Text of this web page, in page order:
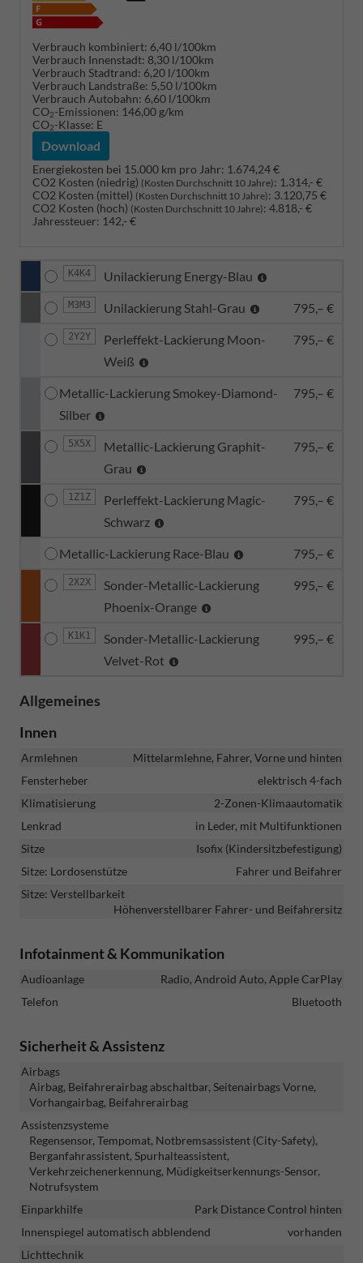
Verbrauch kombiniert: 6,40 l/100km
Verbrauch Innenstadt: 8,30 l/100km
Verbrauch Stadtrand: 6,20 l/100km
Verbrauch Landstraße: 5,50 l/100km
Verbrauch Autobahn: 6,60 l/100km
CO2-Emissionen: 146,00 g/km
CO2-Klasse: E
Download
Energiekosten bei 15.000 km pro Jahr: 1.674,24 €
CO2 Kosten (niedrig) (Kosten Durchschnitt 10 Jahre): 1.314,- €
CO2 Kosten (mittel) (Kosten Durchschnitt 10 Jahre): 3.120,75 €
CO2 Kosten (hoch) (Kosten Durchschnitt 10 Jahre): 4.818,- €
Jahressteuer: 142,- €
K4K4 Unilackierung Energy-Blau
M3M3 Unilackierung Stahl-Grau 795,– €
2Y2Y
Perleffekt-Lackierung Moon-
Weiß
795,– €
Metallic-Lackierung Smokey-Diamond-
Silber
795,– €
5X5X
Metallic-Lackierung Graphit-
Grau
795,– €
1Z1Z
Perleffekt-Lackierung Magic-
Schwarz
795,– €
Metallic-Lackierung Race-Blau 795,– €
2X2X
Sonder-Metallic-Lackierung
Phoenix-Orange
995,– €
K1K1
Sonder-Metallic-Lackierung
Velvet-Rot
995,– €
Allgemeines
Innen
Armlehnen
Mittelarmlehne, Fahrer, Vorne und hinten
Fensterheber
elektrisch 4-fach
Klimatisierung
2-Zonen-Klimaautomatik
Lenkrad
in Leder, mit Multifunktionen
Sitze
Isofix (Kindersitzbefestigung)
Sitze: Lordosenstütze
Fahrer und Beifahrer
Sitze: Verstellbarkeit
Höhenverstellbarer Fahrer- und Beifahrersitz
Infotainment & Kommunikation
Audioanlage
Radio, Android Auto, Apple CarPlay
Telefon
Bluetooth
Sicherheit & Assistenz
Airbags
Airbag, Beifahrerairbag abschaltbar, Seitenairbags Vorne,
Vorhangairbag, Beifahrerairbag
Assistenzsysteme
Regensensor, Tempomat, Notbremsassistent (City-Safety),
Berganfahrassistent, Spurhalteassistent,
Verkehrzeichenerkennung, Müdigkeitserkennungs-Sensor,
Notrufsystem
Einparkhilfe
Park Distance Control hinten
Innenspiegel automatisch abblendend
vorhanden
Lichttechnik